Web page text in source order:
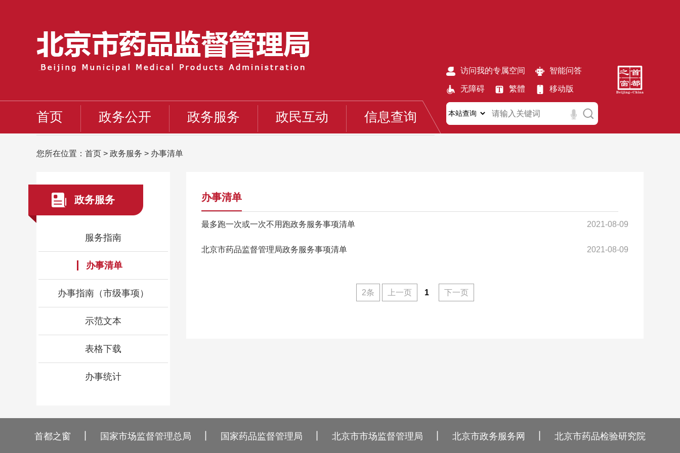
首页 政务公开 政务服务 政民互动 信息查询
访问我的专属空间 智能问答
无障碍 繁體 移动版
您所在位置： 首页 > 政务服务 > 办事清单
政务服务
服务指南
办事清单
办事指南（市级事项）
示范文本
表格下载
办事统计
办事清单
最多跑一次或一次不用跑政务服务事项清单 2021-08-09
北京市药品监督管理局政务服务事项清单 2021-08-09
2条 上一页 1 下一页
首都之窗 国家市场监督管理总局 国家药品监督管理局 北京市市场监督管理局 北京市政务服务网 北京市药品检验研究院